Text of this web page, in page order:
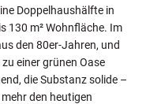
Doppelhaushälfte in
130 m² Wohnfläche. Im
den 80er-Jahren, und
einer grünen Oase
die Substanz solide –
den heutigen